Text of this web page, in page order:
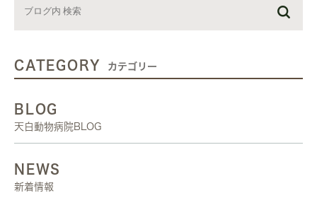
CATEGORY カテゴリー
BLOG
天白動物病院BLOG
NEWS
新着情報